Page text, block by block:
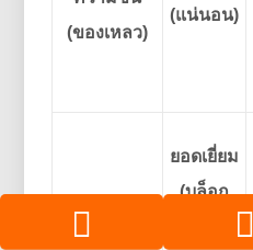
(ของเหลว)
(แน่นอน)
อุปสรรค
ยอดเยี่ยม
(บล็อก